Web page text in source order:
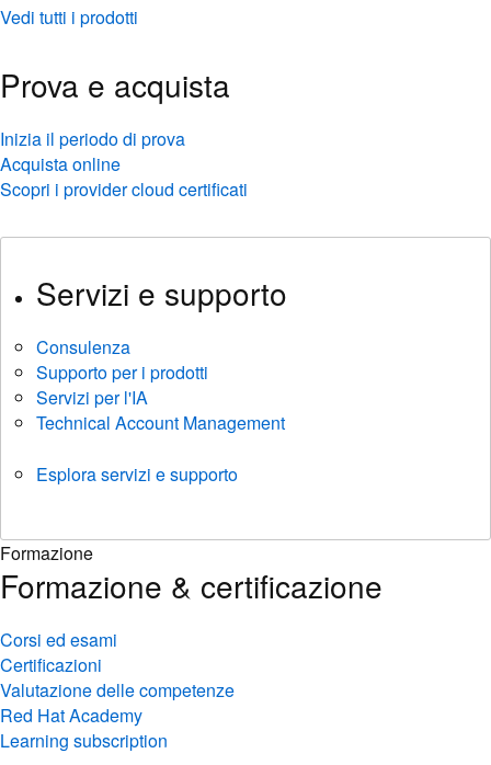
Vedi tutti i prodotti
Prova e acquista
Inizia il periodo di prova
Acquista online
Scopri i provider cloud certificati
Servizi e supporto
Consulenza
Supporto per i prodotti
Servizi per l'IA
Technical Account Management
Esplora servizi e supporto
Formazione
Formazione & certificazione
Corsi ed esami
Certificazioni
Valutazione delle competenze
Red Hat Academy
Learning subscription